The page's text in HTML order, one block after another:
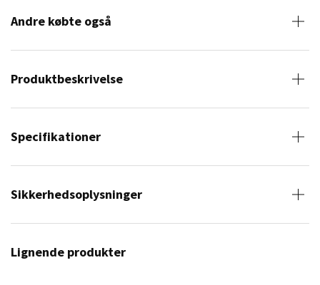
Andre købte også
Produktbeskrivelse
Specifikationer
Sikkerhedsoplysninger
Lignende produkter